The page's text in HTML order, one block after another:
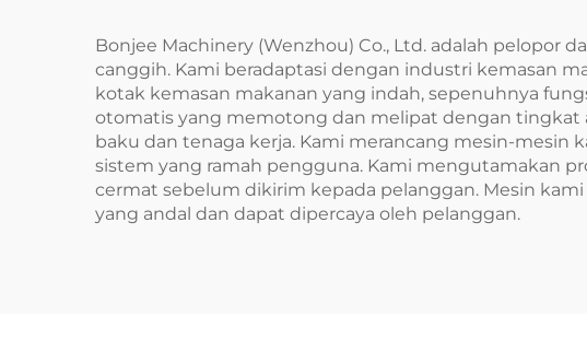
Bonjee Machinery (Wenzhou) Co., Ltd. adalah
canggih. Kami beradaptasi dengan industri kemasan
kotak kemasan makanan yang indah, sepenuhnya
otomatis yang memotong dan melipat dengan tingkat
baku dan tenaga kerja. Kami merancang mesin-
sistem yang ramah pengguna. Kami mengutamakan
cermat sebelum dikirim kepada pelanggan. Mesin
yang andal dan dapat dipercaya oleh pelanggan.